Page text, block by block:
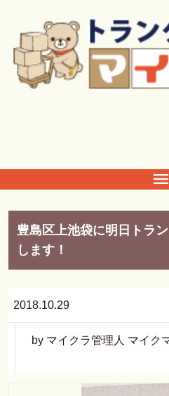
豊島区上池袋に明日トラ
します！
2018.10.29
by マイクラ管理人 マイク